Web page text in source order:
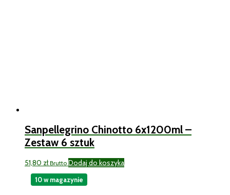
Sanpellegrino Chinotto 6x1200ml –
Zestaw 6 sztuk
51,80 zł Brutto Dodaj do koszyka
10 w magazynie